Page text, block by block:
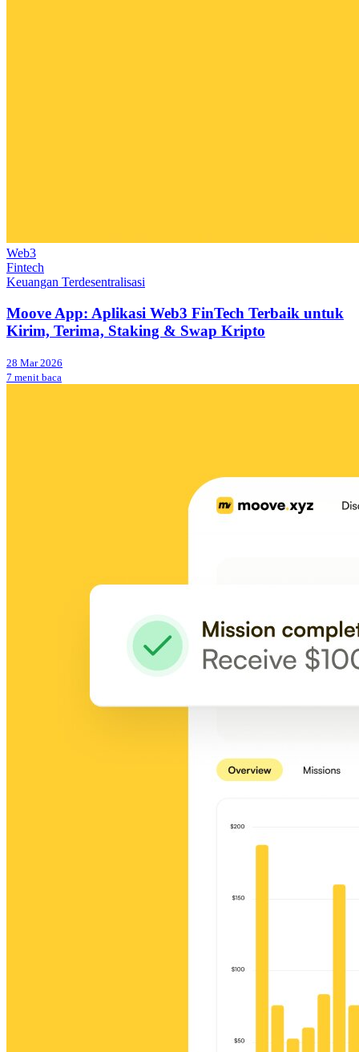
Web3
Fintech
Keuangan Terdesentralisasi
Moove App: Aplikasi Web3 FinTech Terbaik untuk
Kirim, Terima, Staking & Swap Kripto
28 Mar 2026
7 menit baca